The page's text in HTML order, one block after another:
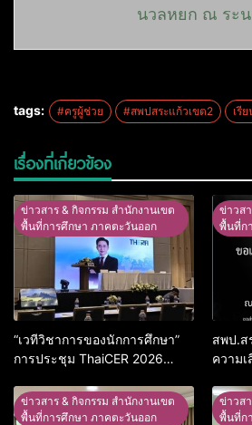
นวลหยก ณ ระน
tags: #ครูผู้ช่วย #สพปสระแก้วเขต2 เรี
เรื่องที่เกี่ยวข้อง
ข่าวสาร & กิจกรรม สำนักงานเขต
พื้นที่การศึกษา ภาคตะวันออก
“เวทีวิชาการของนักการศึกษา”
การประชุม ThaiCER 2026
Conference on Education
Research (ThaiCER) 2026
ข่าวส
พื้นที่ก
สพป.ส
ความ
ข่าวสาร & กิจกรรม สำนักงานเขต
พื้นที่การศึกษา ภาคตะวันออก
ข่าวส
พื้นที่ก